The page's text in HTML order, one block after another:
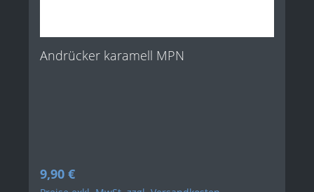
Andrücker karamell MPN
Regulärer Preis:
9,90 €